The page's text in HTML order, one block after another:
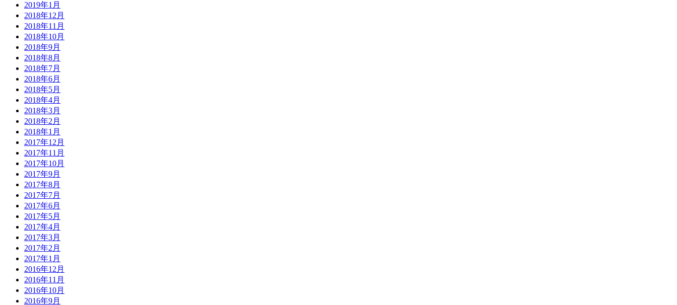
2019年1月
2018年12月
2018年11月
2018年10月
2018年9月
2018年8月
2018年7月
2018年6月
2018年5月
2018年4月
2018年3月
2018年2月
2018年1月
2017年12月
2017年11月
2017年10月
2017年9月
2017年8月
2017年7月
2017年6月
2017年5月
2017年4月
2017年3月
2017年2月
2017年1月
2016年12月
2016年11月
2016年10月
2016年9月